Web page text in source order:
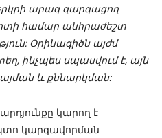
արագ զարգացող
համար անհրաժեշտ
Օրինագիծն այժմ
ինչպես սպասվում է, այն
և քննարկման:
կարող է
կարգավորման